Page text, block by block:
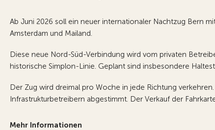
Ab Juni 2026 soll ein neuer internationaler Nachtzug Bern
Amsterdam und Mailand.
Diese neue Nord-Süd-Verbindung wird vom privaten
historische Simplon-Linie. Geplant sind insbesondere
Der Zug wird dreimal pro Woche in jede Richtung
Infrastrukturbetreibern abgestimmt. Der Verkauf der
Mehr Informationen